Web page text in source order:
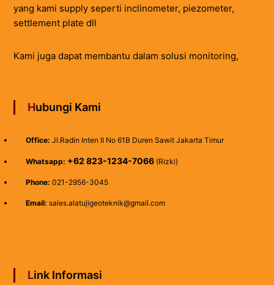
yang kami supply seperti inclinometer, piezometer,
settlement plate dll
Kami juga dapat membantu dalam solusi monitoring,
Hubungi Kami
Office: Jl.Radin Inten II No 61B Duren Sawit Jakarta Timur
Whatsapp: +62 823-1234-7066(Rizki)
Phone: 021-2956-3045
Email: sales.alatujigeoteknik@gmail.com
Link Informasi